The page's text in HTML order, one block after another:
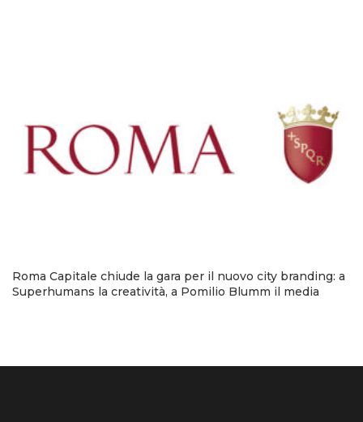
Roma Capitale chiude la gara per il nuovo city branding: a
Superhumans la creatività, a Pomilio Blumm il media